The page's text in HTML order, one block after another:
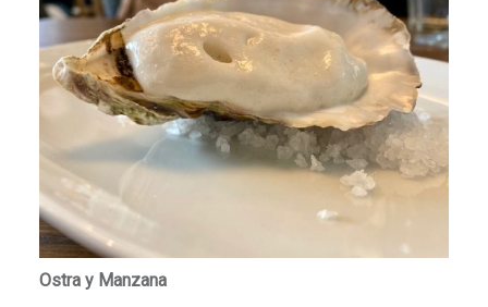
Ostra y Manzana